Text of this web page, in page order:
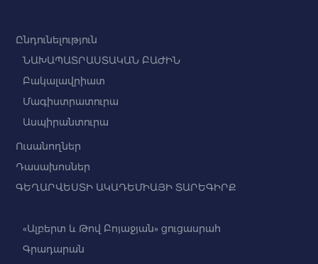
Ընդունելություն
ՆԱԽԱՊԱՏՐԱՍՏԱԿԱՆ ԲԱԺԻՆ
Բակալավրիատ
Մագիստրատուրա
Ասպիրանտուրա
Ուսանողներ
Դասախոսներ
ԳԵՂԱՐՎԵՍՏԻ ԱԿԱԴԵՄԻԱՅԻ ՏԱՐԵԳԻՐՔ
«Ալբերտ և Թով Բոյաջյան» ցուցասրահ
Գրադարան